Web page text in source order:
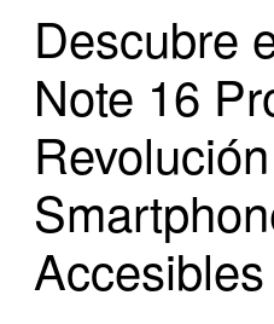
Descubre
Note 16
Accesibles